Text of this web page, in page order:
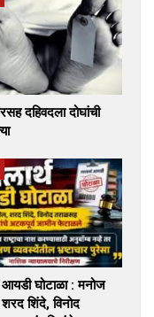
दहिवदला दोघांची
आयडी घोटाळा : मनोज
शिंदे, विनोद